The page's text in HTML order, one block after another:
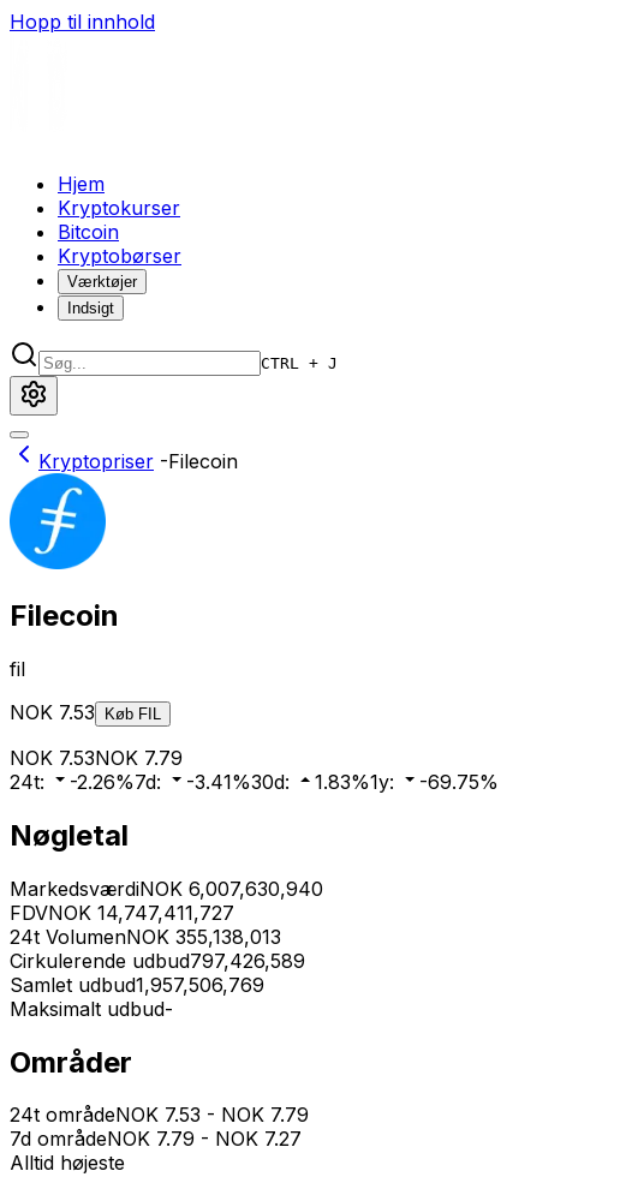
Hopp til innhold
Hjem
Kryptokurser
Bitcoin
Kryptobørser
Værktøjer
Indsigt
CTRL + J
Kryptopriser -Filecoin
Filecoin
fil
NOK 7.53 Køb FIL
NOK 7.53NOK 7.79
24t: -2.26%7d: -3.41%30d: 1.83%1y: -69.75%
Nøgletal
MarkedsværdiNOK 6,007,630,940
FDVNOK 14,747,411,727
24t VolumenNOK 355,138,013
Cirkulerende udbud797,426,589
Samlet udbud1,957,506,769
Maksimalt udbud-
Områder
24t områdeNOK 7.53 - NOK 7.79
7d områdeNOK 7.79 - NOK 7.27
Alltid højeste